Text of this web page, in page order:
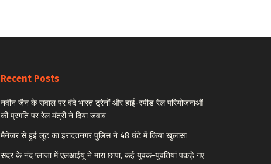
Recent Posts
नवीन जैन के सवाल पर वंदे भारत ट्रेनों और हाई-स्पीड रेल परियोजनाओं
की प्रगति पर रेल मंत्री ने दिया जवाब
मैनेजर से हुई लूट का इरादतनगर पुलिस ने 48 घंटे में किया खुलासा
सदर के नंद प्लाजा में एलआईयू ने मारा छापा, कई युवक-युवतियां पकड़े गए